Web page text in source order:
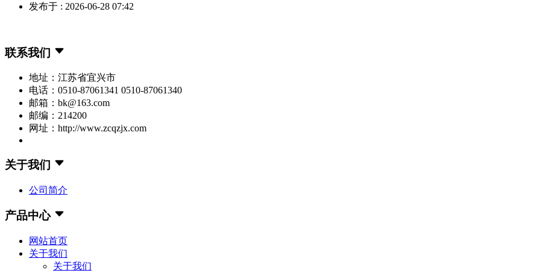
发布于 : 2026-06-28 07:42
联系我们
地址：江苏省宜兴市
电话：0510-87061341 0510-87061340
邮箱：bk@163.com
邮编：214200
网址：http://www.zcqzjx.com
关于我们
公司简介
产品中心
网站首页
关于我们
关于我们